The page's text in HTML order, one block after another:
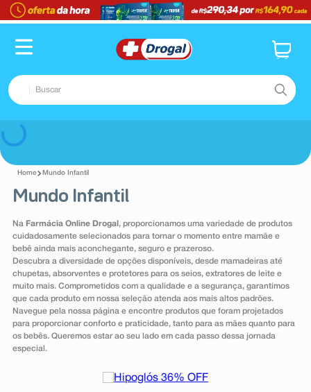
Buscar
TERMOS MAIS BUSCADOS
dipirona
3º lenço umedecido
4º tadalafila
5º minoxidil
6º desodorante
7º teste gravidez
8º esmalte
9º absorvente
Mundo Infantil
Mundo Infantil
Na Farmácia Online Drogal , proporcionamos uma variedade de produtos
cuidadosamente selecionados para tornar o momento entre mamãe e
bebê ainda mais aconchegante, seguro e prazeroso.
Descubra a diversidade de opções disponíveis, desde mamadeiras até
chupetas, absorventes e protetores para os seios, extratores de leite e
muito mais. Comprometidos com a qualidade e a segurança, garantimos
que cada produto em nossa seleção atenda aos mais altos padrões.
Navegue pela nossa página e encontre produtos que foram projetados
para proporcionar conforto e praticidade, tanto para as mães quanto para
os bebês. Queremos estar ao seu lado em cada passo dessa jornada
especial.